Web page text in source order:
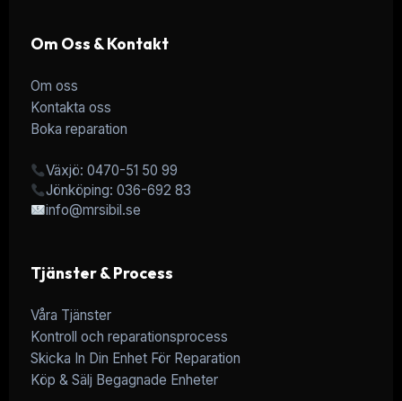
Om Oss & Kontakt
Om oss
Kontakta oss
Boka reparation
Växjö: 0470-51 50 99
Jönköping: 036-692 83
info@mrsibil.se
Tjänster & Process
Våra Tjänster
Kontroll och reparationsprocess
Skicka In Din Enhet För Reparation
Köp & Sälj Begagnade Enheter